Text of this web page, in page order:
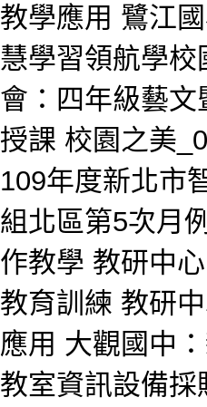
教學應用 鷺江
慧學習領航學
會：四年級藝
授課 校園之美
109年度新北市
組北區第5次月
作教學 教研中
教育訓練 教研
應用 大觀國中
教室資訊設備